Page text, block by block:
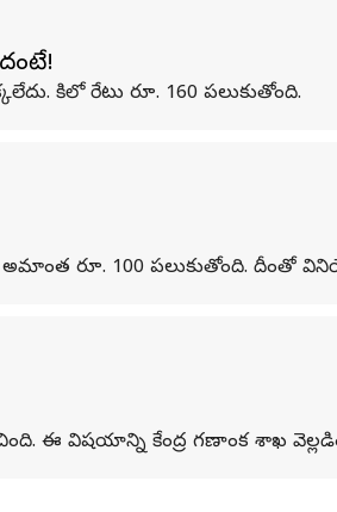
కిలో రేటు రూ. 160 పలుకుతోంది.
రూ. 100 పలుకుతోంది. దీంతో
ఈ విషయాన్ని కేంద్ర గణాంక శాఖ